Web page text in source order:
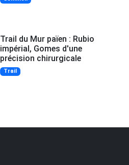
Trail du Mur païen : Rubio
impérial, Gomes d'une
précision chirurgicale
Trail